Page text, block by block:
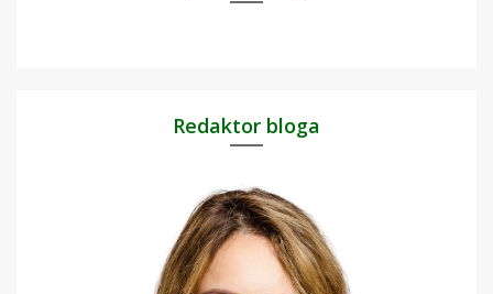
Redaktor bloga